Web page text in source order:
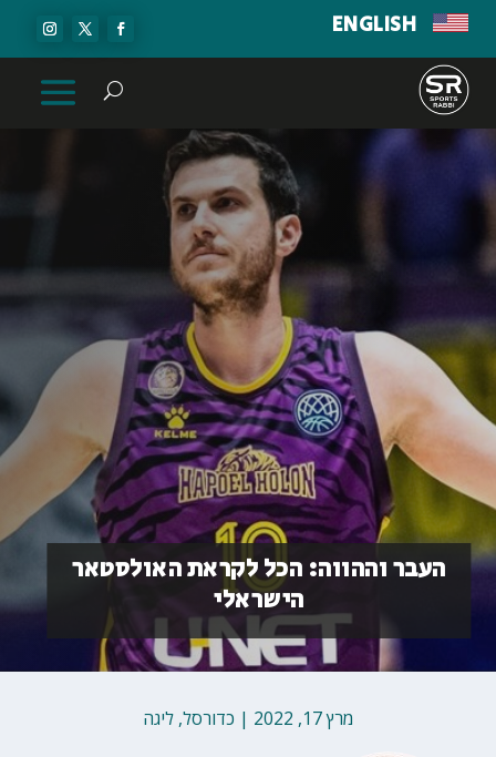
ENGLISH
העבר וההווה: הכל לקראת האולסטאר
הישראלי
מרץ 17, 2022 | כדורסל, ליגה